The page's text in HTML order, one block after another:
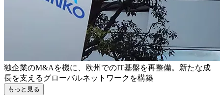
独企業のM&Aを機に、欧州でのIT基盤を再整備。新たな成
長を支えるグローバルネットワークを構築
もっと見る